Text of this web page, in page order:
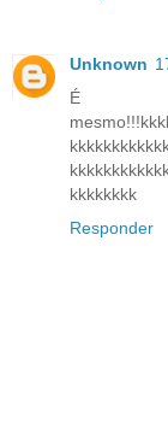
Unknown
É
kkkkkkkk
Responder